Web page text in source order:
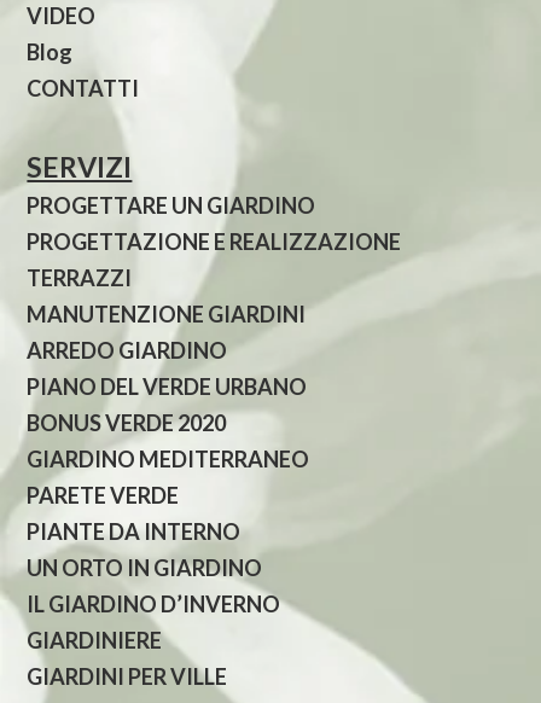
VIDEO
Blog
CONTATTI
SERVIZI
PROGETTARE UN GIARDINO
PROGETTAZIONE E REALIZZAZIONE
TERRAZZI
MANUTENZIONE GIARDINI
ARREDO GIARDINO
PIANO DEL VERDE URBANO
BONUS VERDE 2020
GIARDINO MEDITERRANEO
PARETE VERDE
PIANTE DA INTERNO
UN ORTO IN GIARDINO
IL GIARDINO D’INVERNO
GIARDINIERE
GIARDINI PER VILLE